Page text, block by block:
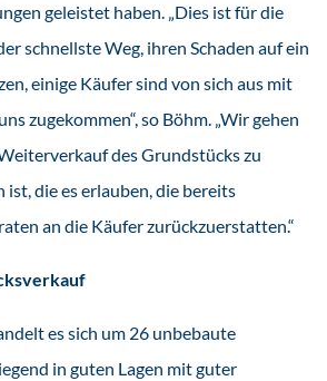
geleistet haben. „Dies ist für die
schnellste Weg, ihren Schaden auf ein
einige Käufer sind von sich aus mit
zugekommen“, so Böhm. „Wir gehen
des Grundstücks zu
die es erlauben, die bereits
an die Käufer zurückzuerstatten.“
es sich um 26 unbebaute
in guten Lagen mit guter